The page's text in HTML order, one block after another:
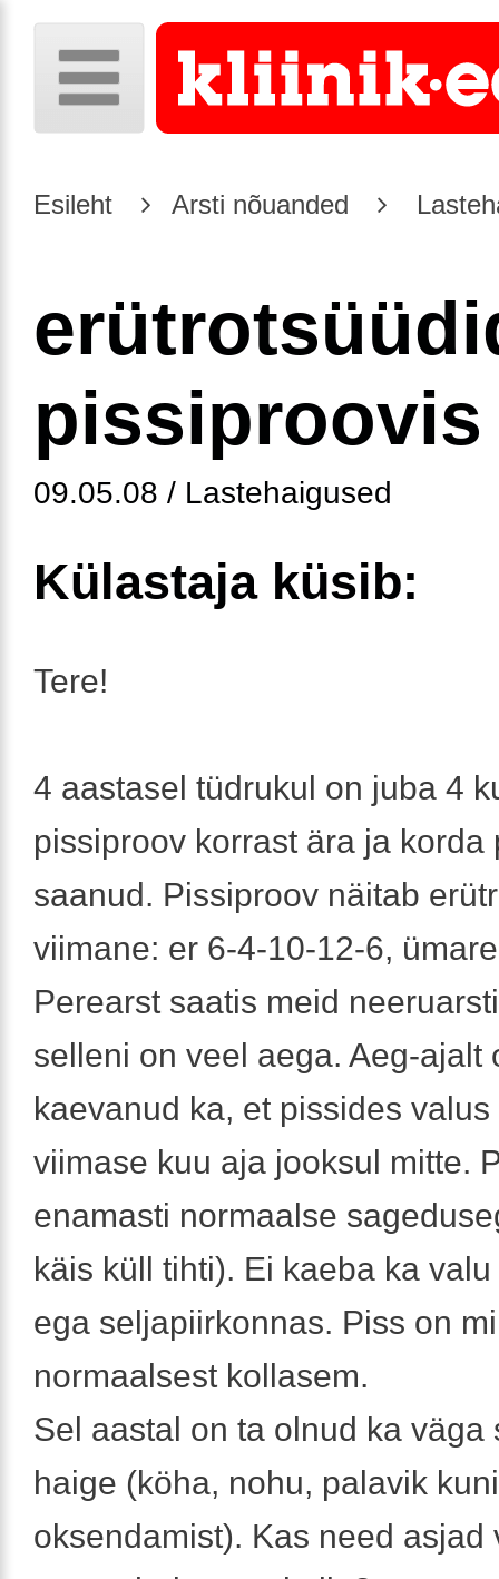
Esileht Arsti nõuanded
pissiproovis
09.05.08 / Lastehaigused
Külastaja küsib:
Tere!
4 aastasel tüdrukul on juba 4
pissiproov korrast ära ja korda
saanud. Pissiproov näitab
viimane: er 6-4-10-12-6,
Perearst saatis meid
selleni on veel aega. Aeg-ajalt
kaevanud ka, et pissides
viimase kuu aja jooksul mitte.
enamasti normaalse
käis küll tihti). Ei kaeba ka
ega seljapiirkonnas. Piss on
normaalsest kollasem.
Sel aastal on ta olnud ka väga
haige (köha, nohu, palavik
oksendamist). Kas need asjad